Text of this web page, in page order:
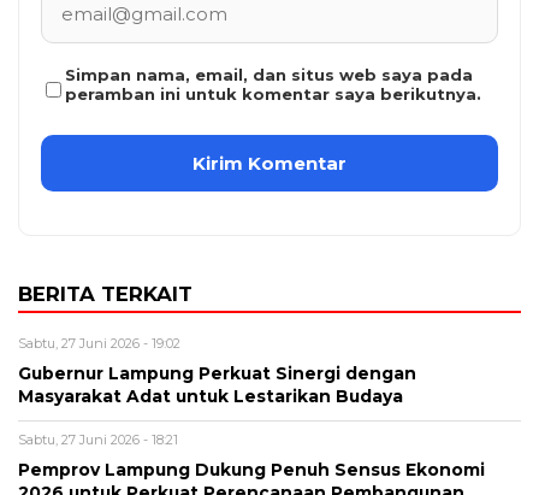
Simpan nama, email, dan situs web saya pada
peramban ini untuk komentar saya berikutnya.
BERITA TERKAIT
Sabtu, 27 Juni 2026 - 19:02
Gubernur Lampung Perkuat Sinergi dengan
Masyarakat Adat untuk Lestarikan Budaya
Sabtu, 27 Juni 2026 - 18:21
Pemprov Lampung Dukung Penuh Sensus Ekonomi